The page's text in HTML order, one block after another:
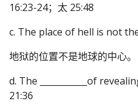
16:23-24；太 25:48
c. The place of hell is not
地狱的位置不是地球的中心。
d. The ___________of
21:36